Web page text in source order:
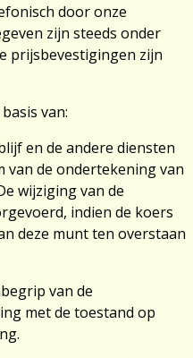
door onze
zijn steeds onder
prijsbevestigingen zijn
van:
en de andere diensten
van de ondertekening van
wijziging van de
indien de koers
deze munt ten overstaan
van de
met de toestand op